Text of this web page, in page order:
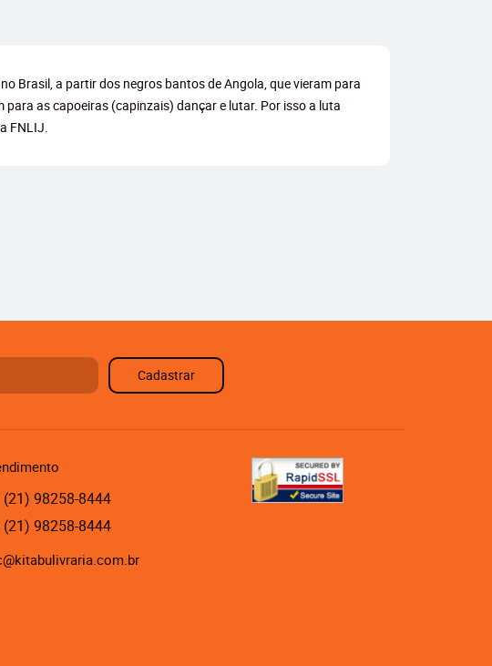
Brasil, a partir dos negros bantos de Angola, que vieram para
as capoeiras (capinzais) dançar e lutar. Por isso a luta
FNLIJ.
Cadastrar
(21) 98258-8444
(21) 98258-8444